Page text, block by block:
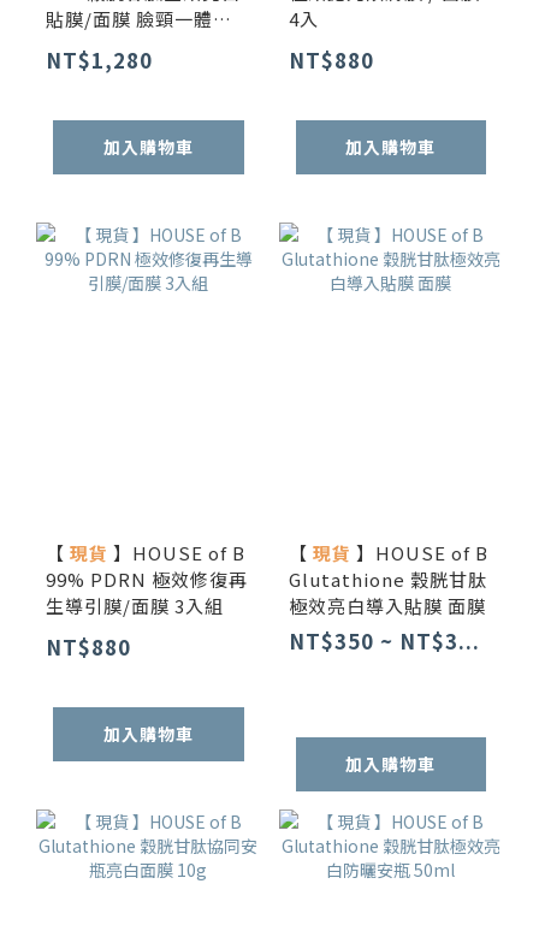
貼膜/面膜 臉頸一體強
效組 3入
NT$1,280
加入購物車
4入
NT$880
加入購物車
【 現貨 】HOUSE of B
99% PDRN 極效修復再
生導引膜/面膜 3入組
NT$880
加入購物車
【 現貨 】HOUSE of B
Glutathione 穀胱甘肽
極效亮白導入貼膜 面膜
NT$350 ~ NT$3...
加入購物車